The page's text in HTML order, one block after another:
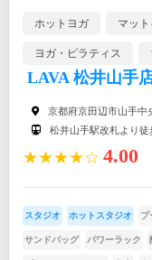
ホットヨガ マッ
ヨガ・ピラティス
LAVA 松井山手
京都府京田辺市山手中
松井山手駅改札より徒
★★★★☆ 4.00
スタジオ ホットスタジオ プ
サンドバッグ パワーラック